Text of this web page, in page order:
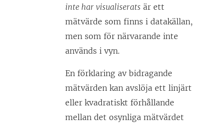
inte har visualiserats är ett
mätvärde som finns i datakällan,
men som för närvarande inte
används i vyn.
En förklaring av bidragande
mätvärden kan avslöja ett linjärt
eller kvadratiskt förhållande
mellan det osynliga mätvärdet